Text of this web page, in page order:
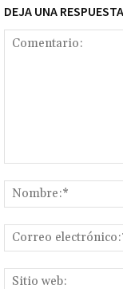
DEJA UNA RESPUESTA